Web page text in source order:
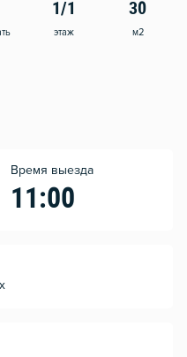
1/1
этаж
30
м2
Время выезда
11:00